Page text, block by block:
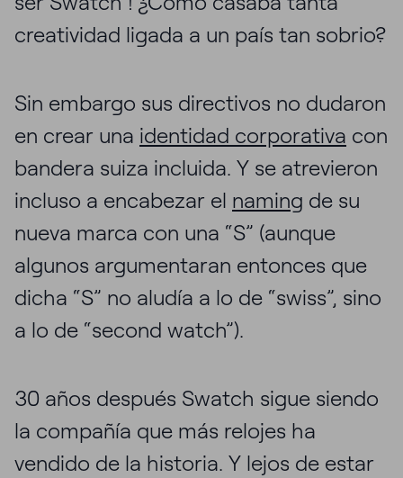
creatividad ligada a un país tan sobrio?
Sin embargo sus directivos no dudaron
en crear una identidad corporativa con
bandera suiza incluida. Y se atrevieron
incluso a encabezar el naming de su
nueva marca con una “S” (aunque
algunos argumentaran entonces que
dicha “S” no aludía a lo de “swiss”, sino
a lo de “second watch”).
30 años después Swatch sigue siendo
la compañía que más relojes ha
vendido de la historia. Y lejos de estar